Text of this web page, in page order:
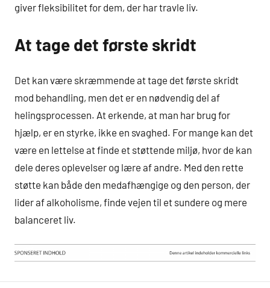
giver fleksibilitet for dem, der har travle liv.
At tage det første skridt
Det kan være skræmmende at tage det første skridt
mod behandling, men det er en nødvendig del af
helingsprocessen. At erkende, at man har brug for
hjælp, er en styrke, ikke en svaghed. For mange kan det
være en lettelse at finde et støttende miljø, hvor de kan
dele deres oplevelser og lære af andre. Med den rette
støtte kan både den medafhængige og den person, der
lider af alkoholisme, finde vejen til et sundere og mere
balanceret liv.